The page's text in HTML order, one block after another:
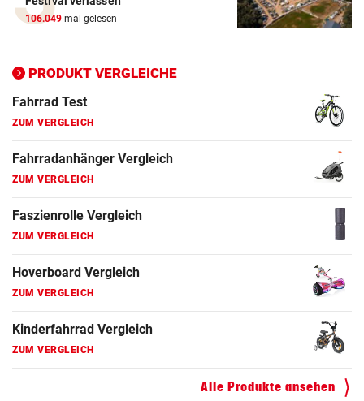
106.049 mal gelesen
PRODUKT VERGLEICHE
ZUM VERGLEICH
ZUM VERGLEICH
Fahrrad Test
ZUM VERGLEICH
Fahrradanhänger Vergleich
ZUM VERGLEICH
Faszienrolle Vergleich
ZUM VERGLEICH
Hoverboard Vergleich
ZUM VERGLEICH
Kinderfahrrad Vergleich
ZUM VERGLEICH
Alle Produkte ansehen